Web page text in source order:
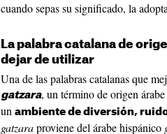
cuando sepas su significado, la
La palabra catalana de
dejar de utilizar
Una de las palabras catalanas que
gatzara, un término de origen
un ambiente de diversión,
gatzaraproviene del árabe hispánico